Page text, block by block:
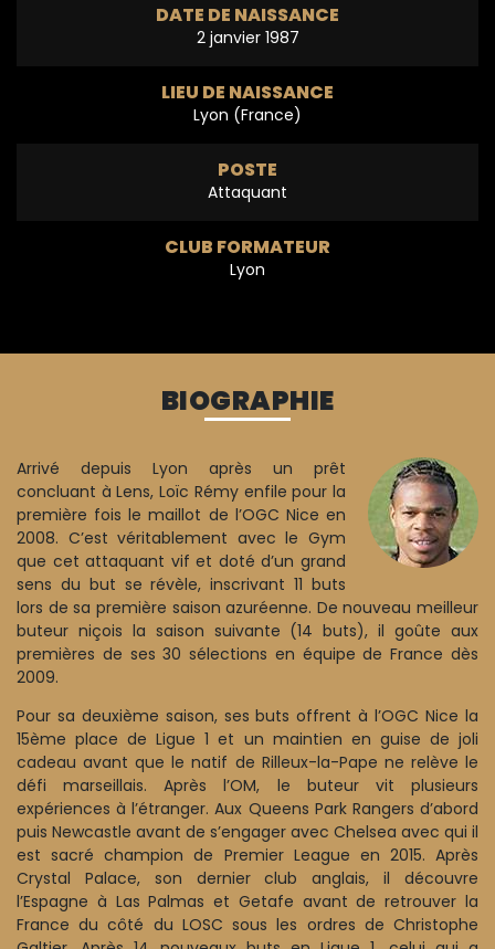
DATE DE NAISSANCE
2 janvier 1987
LIEU DE NAISSANCE
Lyon (France)
POSTE
Attaquant
CLUB FORMATEUR
Lyon
BIOGRAPHIE
Arrivé depuis Lyon après un prêt
concluant à Lens, Loïc Rémy enfile pour la
première fois le maillot de l’OGC Nice en
2008. C’est véritablement avec le Gym
que cet attaquant vif et doté d’un grand
sens du but se révèle, inscrivant 11 buts
lors de sa première saison azuréenne. De nouveau meilleur
buteur niçois la saison suivante (14 buts), il goûte aux
premières de ses 30 sélections en équipe de France dès
2009.
Pour sa deuxième saison, ses buts offrent à l’OGC Nice la
15ème place de Ligue 1 et un maintien en guise de joli
cadeau avant que le natif de Rilleux-la-Pape ne relève le
défi marseillais. Après l’OM, le buteur vit plusieurs
expériences à l’étranger. Aux Queens Park Rangers d’abord
puis Newcastle avant de s’engager avec Chelsea avec qui il
est sacré champion de Premier League en 2015. Après
Crystal Palace, son dernier club anglais, il découvre
l’Espagne à Las Palmas et Getafe avant de retrouver la
France du côté du LOSC sous les ordres de Christophe